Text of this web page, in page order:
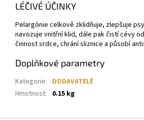
LÉČIVÉ ÚČINKY
Pelargónie celkově zklidňuje, zlepšuje
navozuje vnitřní klid, dále pak čistí cévy
činnost srdce, chrání sliznice a působí
Doplňkové parametry
Kategorie: DODAVATELÉ
Hmotnost: 0.15 kg